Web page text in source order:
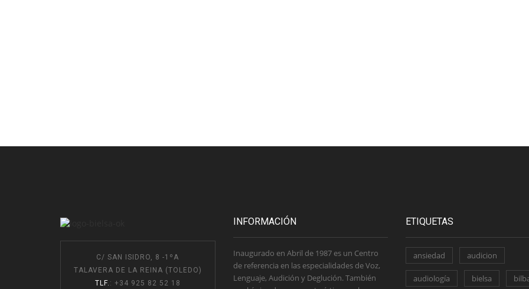
C/ SAN ISIDRO, 8 -1ºA
TALAVERA DE LA REINA (TOLEDO)
TLF. : +34 925 82 52 18
INFORMACIÓN
Inaugurado en Abril de 1987 es un Centro
de referencia en las especialidades de Voz,
Lenguaje, Audición y Deglución. También
ETIQUETAS
ansiedad audicion
audiología bielsa